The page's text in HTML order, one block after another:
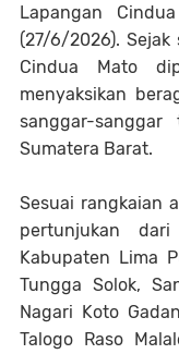
Lapangan
(27/6/2026).
Cindua Mato
menyaksikan
sanggar-
Sumatera Barat.
Sesuai rangkaian
pertunjukan
Kabupaten Lima
Tungga Solok,
Nagari Koto
Talogo Raso